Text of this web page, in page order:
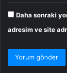
Daha sonraki
adresim ve site